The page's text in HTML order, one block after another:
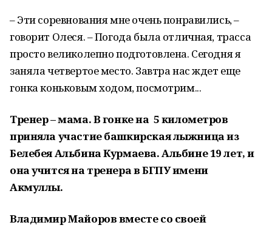
– Эти соревнования мне очень понравились, –
говорит Олеся. – Погода была отличная, трасса
просто великолепно подготовлена. Сегодня я
заняла четвертое место. Завтра нас ждет еще
гонка коньковым ходом, посмотрим...
Тренер – мама. В гонке на 5 километров
приняла участие башкирская лыжница из
Белебея Альбина Курмаева. Альбине 19 лет, и
она учится на тренера в БГПУ имени
Акмуллы.
Владимир Майоров вместе со своей